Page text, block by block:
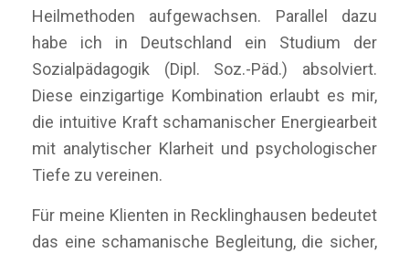
Heilmethoden aufgewachsen. Parallel dazu
habe ich in Deutschland ein Studium der
Sozialpädagogik (Dipl. Soz.-Päd.) absolviert.
Diese einzigartige Kombination erlaubt es mir,
die intuitive Kraft schamanischer Energiearbeit
mit analytischer Klarheit und psychologischer
Tiefe zu vereinen.
Für meine Klienten in Recklinghausen bedeutet
das eine schamanische Begleitung, die sicher,